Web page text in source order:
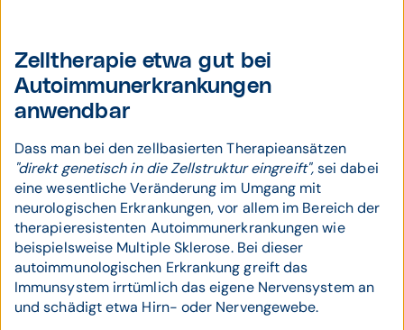
Zelltherapie etwa gut bei
Autoimmunerkrankungen
anwendbar
Dass man bei den zellbasierten Therapieansätzen
"direkt genetisch in die Zellstruktur eingreift",sei dabei
eine wesentliche Veränderung im Umgang mit
neurologischen Erkrankungen, vor allem im Bereich der
therapieresistenten Autoimmunerkrankungen wie
beispielsweise Multiple Sklerose. Bei dieser
autoimmunologischen Erkrankung greift das
Immunsystem irrtümlich das eigene Nervensystem an
und schädigt etwa Hirn- oder Nervengewebe.